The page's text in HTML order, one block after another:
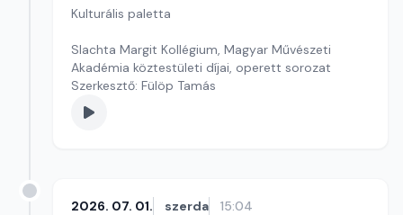
Kulturális paletta
Slachta Margit Kollégium, Magyar Művészeti
Akadémia köztestületi díjai, operett sorozat
Szerkesztő: Fülöp Tamás
2026. 07. 01. szerda 15:04